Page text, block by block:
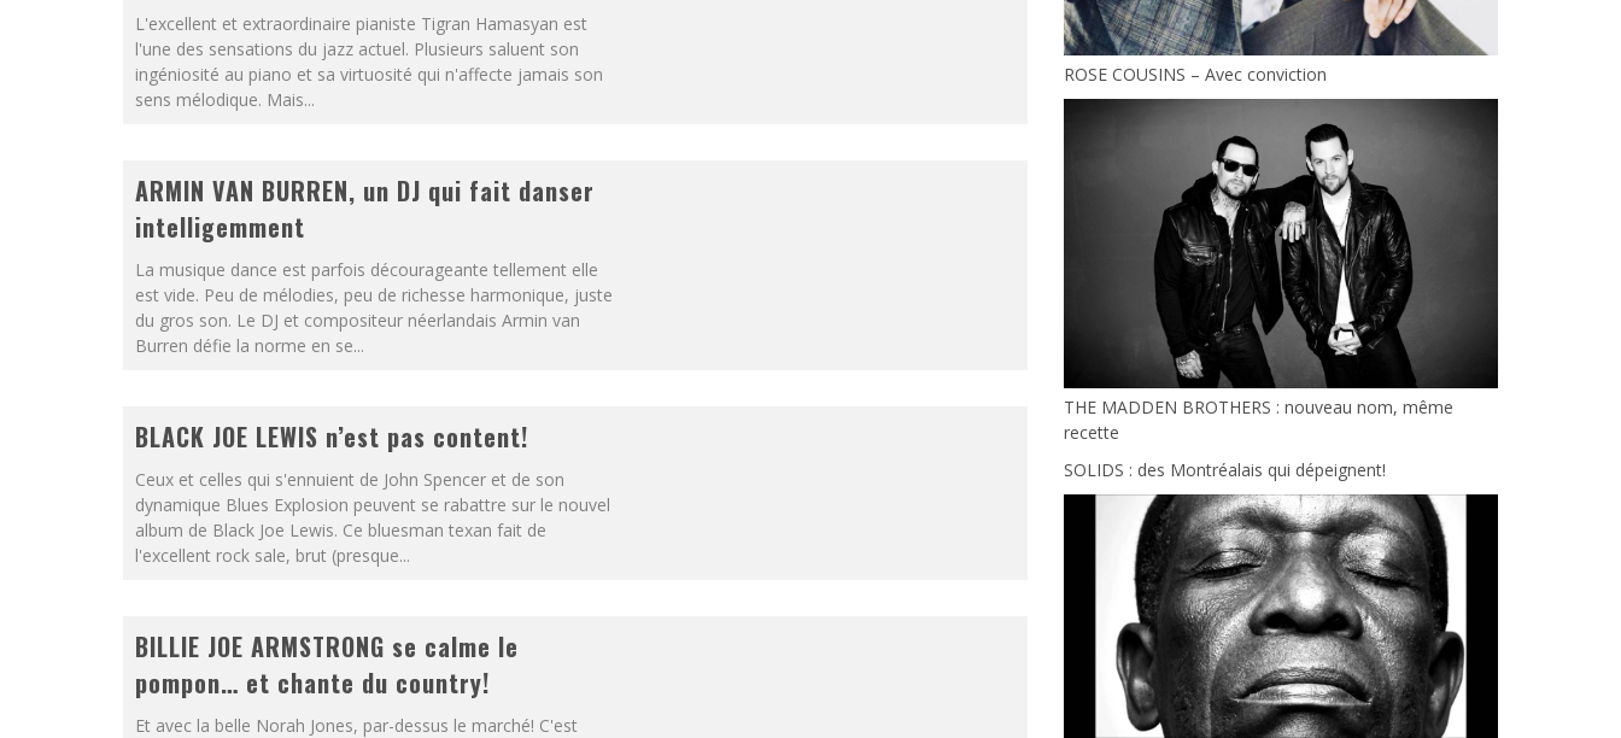
L'excellent et extraordinaire pianiste Tigran Hamasyan est
l'une des sensations du jazz actuel. Plusieurs saluent son
ingéniosité au piano et sa virtuosité qui n'affecte jamais son
sens mélodique. Mais...
ARMIN VAN BURREN, un DJ qui fait danser
intelligemment
La musique dance est parfois décourageante tellement elle
est vide. Peu de mélodies, peu de richesse harmonique, juste
du gros son. Le DJ et compositeur néerlandais Armin van
Burren défie la norme en se...
BLACK JOE LEWIS n’est pas content!
Ceux et celles qui s'ennuient de John Spencer et de son
dynamique Blues Explosion peuvent se rabattre sur le nouvel
album de Black Joe Lewis. Ce bluesman texan fait de
l'excellent rock sale, brut (presque...
BILLIE JOE ARMSTRONG se calme le
pompon… et chante du country!
Et avec la belle Norah Jones, par-dessus le marché! C'est
ROSE COUSINS – Avec conviction
THE MADDEN BROTHERS : nouveau nom, même
recette
SOLIDS : des Montréalais qui dépeignent!